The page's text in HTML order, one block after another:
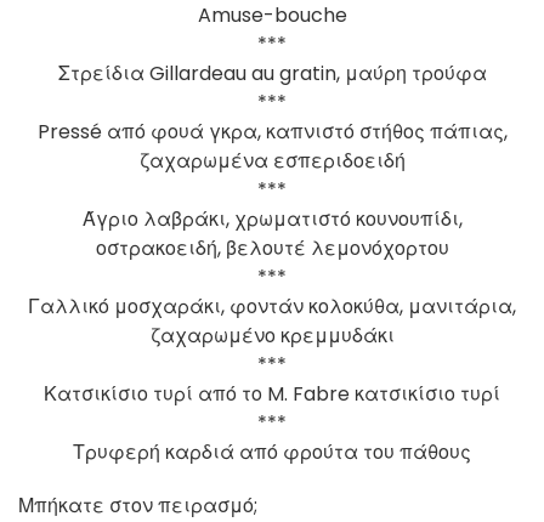
Amuse-bouche
***
Στρείδια Gillardeau au gratin, μαύρη τρούφα
***
Pressé από φουά γκρα, καπνιστό στήθος πάπιας,
ζαχαρωμένα εσπεριδοειδή
***
Άγριο λαβράκι, χρωματιστό κουνουπίδι,
οστρακοειδή, βελουτέ λεμονόχορτου
***
Γαλλικό μοσχαράκι, φοντάν κολοκύθα, μανιτάρια,
ζαχαρωμένο κρεμμυδάκι
***
Κατσικίσιο τυρί από το M. Fabre κατσικίσιο τυρί
***
Τρυφερή καρδιά από φρούτα του πάθους
Μπήκατε στον πειρασμό;